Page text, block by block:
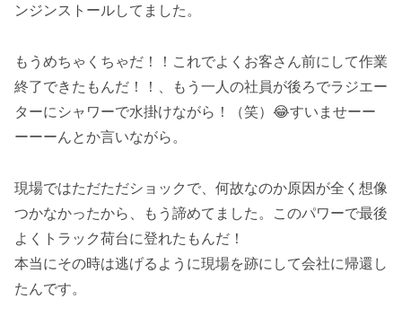
ンジンストールしてました。
もうめちゃくちゃだ！！これでよくお客さん前にして作業
終了できたもんだ！！、もう一人の社員が後ろでラジエー
ターにシャワーで水掛けながら！（笑）😂すいませーー
ーーーんとか言いながら。
現場ではただただショックで、何故なのか原因が全く想像
つかなかったから、もう諦めてました。このパワーで最後
よくトラック荷台に登れたもんだ！
本当にその時は逃げるように現場を跡にして会社に帰還し
たんです。